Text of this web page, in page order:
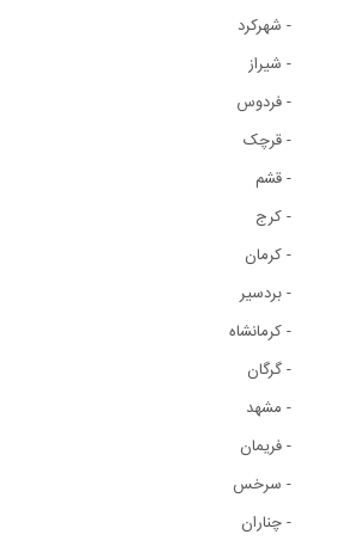
- شهرکرد
- شيراز
- فردوس
- قرچک
- قشم
- کرج
- کرمان
- بردسير
- کرمانشاه
- گرگان
- مشهد
- فريمان
- سرخس
- چناران